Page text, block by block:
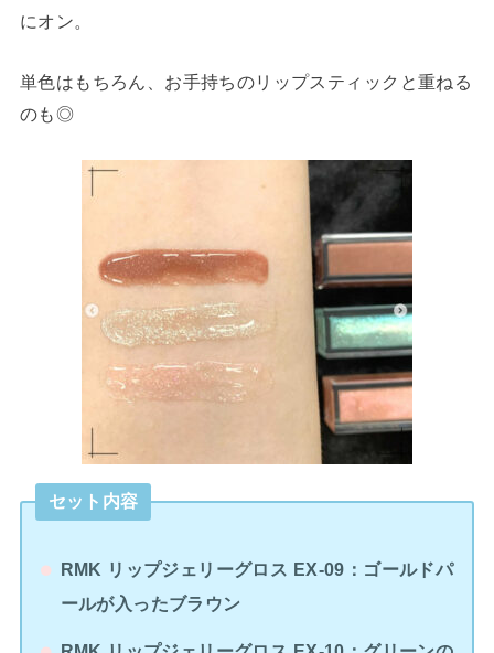
にオン。
単色はもちろん、お手持ちのリップスティックと重ねる
のも◎
セット内容
RMK リップジェリーグロス EX-09：ゴールドパ
ールが入ったブラウン